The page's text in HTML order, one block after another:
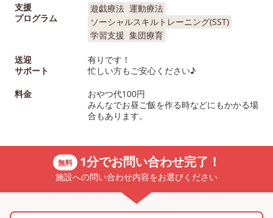
支援
プログラム
遊戯療法 運動療法
ソーシャルスキルトレーニング(SST)
学習支援 集団療育
送迎
サポート
有りです！
忙しい方もご安心ください♪
料金
おやつ代100円
みんなでお昼ご飯を作る時などにもかかる場
合もあります。
無料 1分でお問い合わせ完了！
施設への問い合わせ内容をお選びください